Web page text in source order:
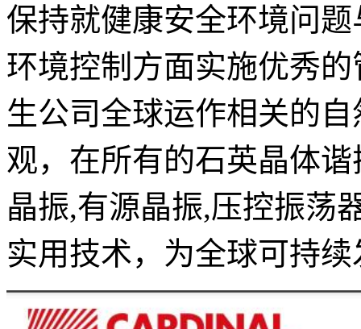
保持就健康安全环境问
环境控制方面实施优秀
生公司全球运作相关的
观，在所有的石英晶体谐
晶振,有源晶振,压控振荡
实用技术，为全球可持